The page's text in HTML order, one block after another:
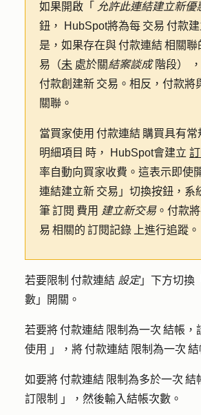
如果開啟「 允許此連結建立新優
鈕， HubSpot將為每 交易 付款
是，如果存在與 付款連結 相關聯
易（未 處於關結案談成 階段）
付款創建新 交易。相反，付款將
關聯。
當買家使用 付款連結 購買具有
明細項目 時， HubSpot會建立
率自動向買家收費。這表示即使
連結建立新 交易」切換按鈕，系
筆 訂閱 費用 建立新交易。付款
易 相關的 訂閱記錄 上進行追蹤。
若要限制 付款連結 設定」下方切換
數」開關。
若要將 付款連結 限制為一次 結帳，
使用
」，將 付款連結 限制為一次 結
如要將 付款連結 限制為多於一次 結
訂限制
」，然後輸入結帳次數 。